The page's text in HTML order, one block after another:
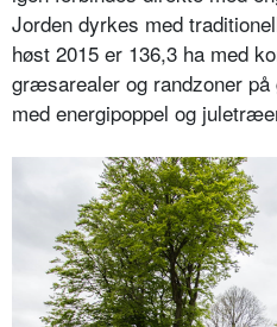
Jorden dyrkes med
høst 2015 er 136,3 ha med
græsarealer og randzoner på
med energipoppel og